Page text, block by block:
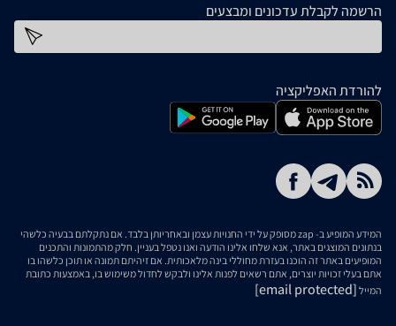
הרשמה לקבלת עדכונים ומבצעים
להורדת האפליקציה
המידע המופיע ב- zap מסופק על ידי החנויות עצמן ובאחריותן בלבד. אם נתקלתם בבעיה כלשהי
בנתונים המוצגים באתר, אנא שלחו אלינו הודעה ואנו נטפל בעניין. חלק מהתמונות והתכנים
המופיעים באתר זה הוכנו בעזרת מחוללי בינה מלאכותית. אם זיהיתם תמונה או תוכן כלשהו בו
אתם בעלי זכויות יוצרים, אתם רשאים לפנות אלינו ולבקש לחדול משימוש בו, באמצעות כתובת
המייל [email protected]